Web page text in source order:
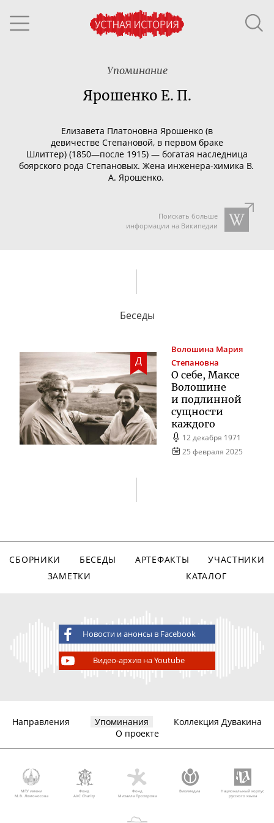
Упоминание
Ярошенко Е. П.
Елизавета Платоновна Ярошенко (в
девичестве Степановой, в первом браке
Шлиттер) (1850—после 1915) — богатая наследница
боярского рода Степановых. Жена инженера-химика В.
А. Ярошенко.
Поискать больше
информации на Википедии
Беседы
Д
Волошина Мария
Степановна
О себе, Максе
Волошине
и подлинной
сущности
каждого
12 декабря 1971
25 февраля 2025
СБОРНИКИ БЕСЕДЫ АРТЕФАКТЫ
УЧАСТНИКИ
ЗАМЕТКИ
КАТАЛОГ
Новости и анонсы в Facebook
Видео-архив на Youtube
Направления Упоминания
Коллекция Дувакина
О проекте
МГУ имени
М.В. Ломоносова
Фонд
AVC Charity
Фонд
Михаила Прохорова
Викимедиа
Национальный корпус
русского языка